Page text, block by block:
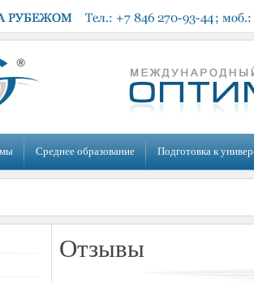
Среднее образование Подготовка к
Отзывы